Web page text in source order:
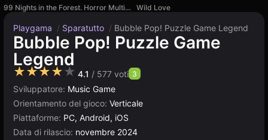
99 Nights in the Forest. Horror Multiplayer
Wild Love
Playgama / Sparatutto / Bubble Pop! Puzzle Game Legend
Bubble Pop! Puzzle Game
Legend
★★★★★ 4.1 / 577 voti 3
Sviluppatore: Music Game
Orientamento del gioco: Verticale
Piattaforme: PC, Android, iOS
Data di rilascio: novembre 2024